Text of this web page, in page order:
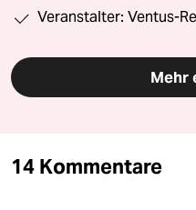
Veranstalter: Ventus-
Mehr
14 Kommentare